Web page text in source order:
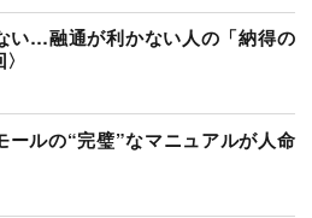
い…融通が利かない人の「納得の
ールの“完璧”なマニュアルが人命